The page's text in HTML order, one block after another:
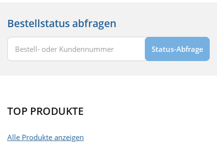
Bestellstatus abfragen
Status-Abfrage
TOP PRODUKTE
Alle Produkte anzeigen